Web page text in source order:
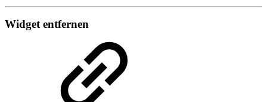
Widget entfernen